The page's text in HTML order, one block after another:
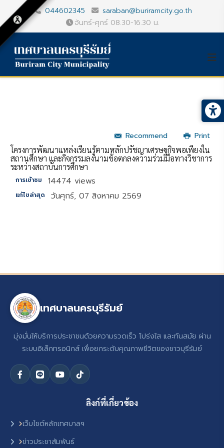
044602345
saraban@buriramcity.go.th
จันทร์-ศุกร์ 08.30-16.30 น.
Recommend
Print
โครงการพัฒนาแหล่งเรียนรู้ตามหลักปรัชญาเศรษฐกิจพอเพียงใน
สถานศึกษา และกิจกรรมลงนามข้อตกลงความร่วมมือทางวิชาการ
ระหว่างสถาบันการศึกษา
การเข้าชม 14474 views
แก้ไขล่าสุด วันศุกร์, 07 สิงหาคม 2569
เทศบาลนครบุรีรัมย์
มุ่งมั่นให้บริการประชาชนด้วยความรวดเร็ว โปร่งใส และทันสมัย ผ่าน
ระบบอิเล็กทรอนิกส์ เพื่อยกระดับคุณภาพชีวิตของชาวบุรีรัมย์
ลิงก์ที่เกี่ยวข้อง
เว็บไซต์หลักเทศบาลฯ
ข่าวประชาสัมพันธ์